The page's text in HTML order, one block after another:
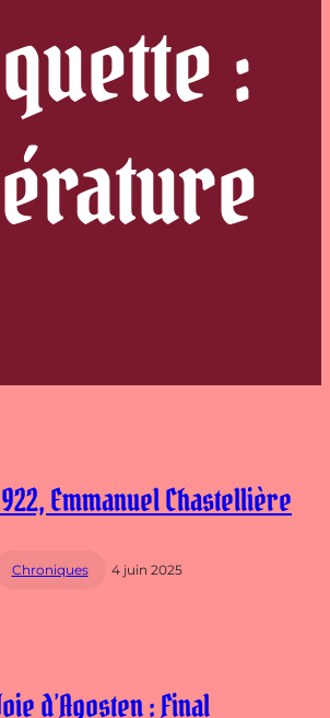
:
Emmanuel Chastellière
Chroniques 4 juin 2025
d’Agosten : Final